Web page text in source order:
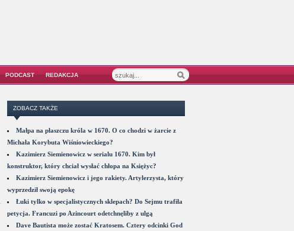
PODCAST REDAKCJA
ZOBACZ TAKŻE
Małpa na płaszczu króla w 1670. O co chodzi w żarcie z
Michała Korybuta Wiśniowieckiego?
Kazimierz Siemienowicz w serialu 1670. Kim był
konstruktor, który chciał wysłać chłopa na Księżyc?
Kazimierz Siemienowicz i jego rakiety. Artylerzysta, który
wyprzedził swoją epokę
Łuki tylko w specjalistycznych sklepach? Do Sejmu trafiła
petycja. Francuzi po Azincourt odetchnęliby z ulgą
Dave Bautista może zostać Kratosem. Cztery odcinki God